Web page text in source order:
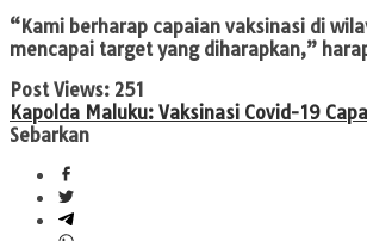
“Kami berharap capaian vaksinasi di
mencapai target yang diharapkan,”
Post Views: 251
Kapolda Maluku: Vaksinasi Covid-19
Sebarkan